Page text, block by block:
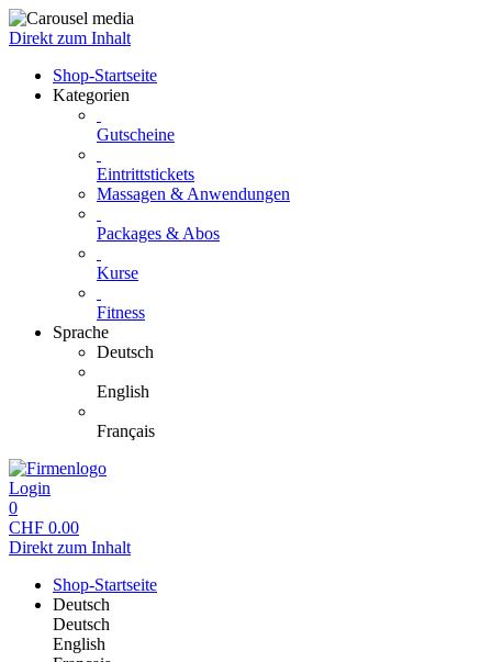
Direkt zum Inhalt
Shop-Startseite
Kategorien
Gutscheine
Eintrittstickets
Massagen & Anwendungen
Packages & Abos
Kurse
Fitness
Sprache
Deutsch
English
Français
Login
0
CHF 0.00
Direkt zum Inhalt
Shop-Startseite
Deutsch
Deutsch
English